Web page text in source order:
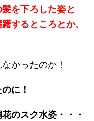
を下ろした姿と
するところとか、
かったのか！
に！
のスク水姿・・・